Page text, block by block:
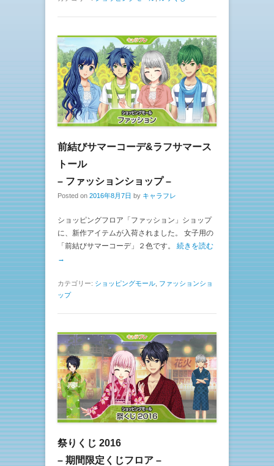
前結びサマーコーデ&ラフサマース
トール
– ファッションショップ –
Posted on 2016年8月7日 by キャラフレ
ショッピングフロア「ファッション」ショップ
に、新作アイテムが入荷されました。 女子用の
「前結びサマーコーデ」２色です。 続きを読む
→
カテゴリー: ショッピングモール ファッションショ
ップ
祭りくじ 2016
– 期間限定くじフロア –